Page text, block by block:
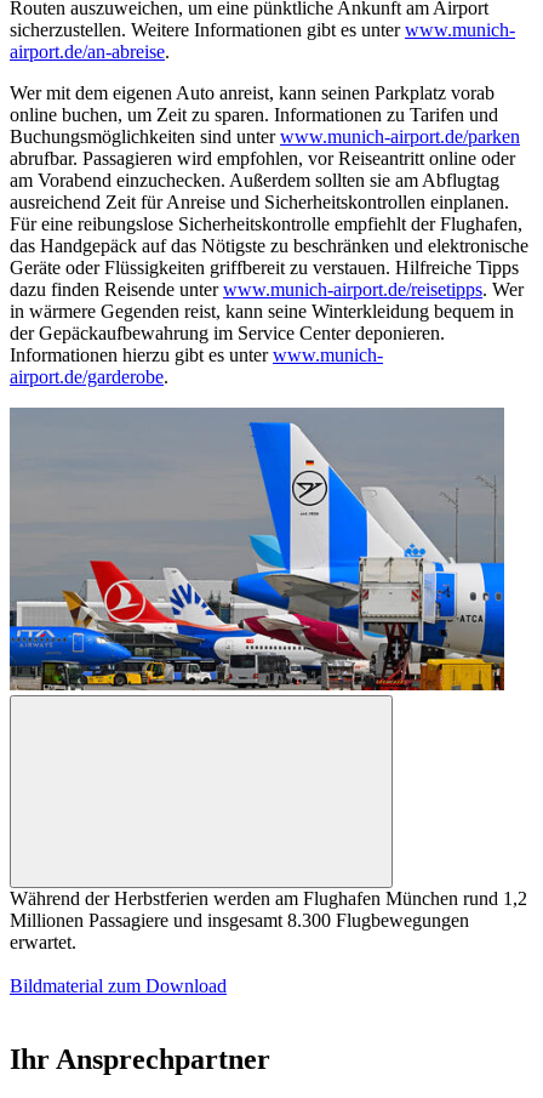
Routen auszuweichen, um eine pünktliche Ankunft am Airport
sicherzustellen. Weitere Informationen gibt es unterwww.munich-
airport.de/an-abreise.
Wer mit dem eigenen Auto anreist, kann seinen Parkplatz vorab
online buchen, um Zeit zu sparen. Informationen zu Tarifen und
Buchungsmöglichkeiten sind unterwww.munich-airport.de/parken
abrufbar. Passagieren wird empfohlen, vor Reiseantritt online oder
am Vorabend einzuchecken. Außerdem sollten sie am Abflugtag
ausreichend Zeit für Anreise und Sicherheitskontrollen einplanen.
Für eine reibungslose Sicherheitskontrolle empfiehlt der Flughafen,
das Handgepäck auf das Nötigste zu beschränken und elektronische
Geräte oder Flüssigkeiten griffbereit zu verstauen. Hilfreiche Tipps
dazu finden Reisende unterwww.munich-airport.de/reisetipps. Wer
in wärmere Gegenden reist, kann seine Winterkleidung bequem in
der Gepäckaufbewahrung im Service Center deponieren.
Informationen hierzu gibt es unterwww.munich-
airport.de/garderobe.
Während der Herbstferien werden am Flughafen München rund 1,2
Millionen Passagiere und insgesamt 8.300 Flugbewegungen
erwartet.
Bildmaterial zum Download
Ihr Ansprechpartner